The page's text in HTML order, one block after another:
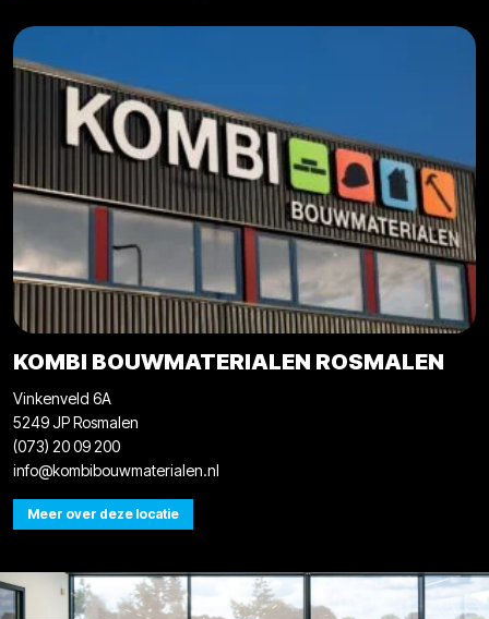
KOMBI BOUWMATERIALEN ROSMALEN
Vinkenveld 6A
5249 JP Rosmalen
(073) 20 09 200
info@kombibouwmaterialen.nl
Meer over deze locatie